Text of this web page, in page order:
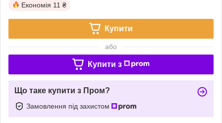
Економія 11 ₴
Купити
або
Купити з
Що таке купити з Пром?
Замовлення під захистом